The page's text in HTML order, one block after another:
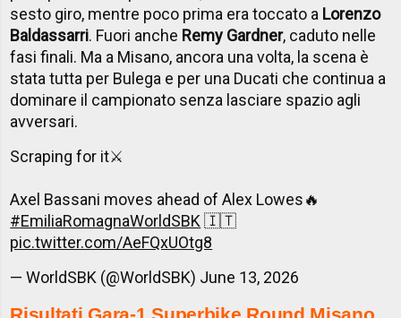
sesto giro, mentre poco prima era toccato a Lorenzo
Baldassarri. Fuori anche Remy Gardner, caduto nelle
fasi finali. Ma a Misano, ancora una volta, la scena è
stata tutta per Bulega e per una Ducati che continua a
dominare il campionato senza lasciare spazio agli
avversari.
Scraping for it⚔️
Axel Bassani moves ahead of Alex Lowes🔥
#EmiliaRomagnaWorldSBK🇮🇹
pic.twitter.com/AeFQxUOtg8
— WorldSBK (@WorldSBK) June 13, 2026